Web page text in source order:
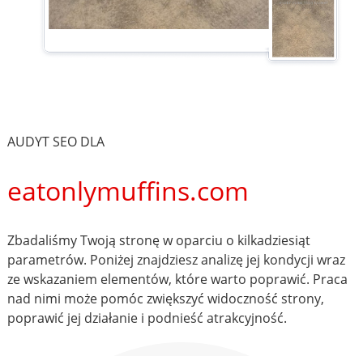
AUDYT SEO DLA
eatonlymuffins.com
Zbadaliśmy Twoją stronę w oparciu o kilkadziesiąt
parametrów. Poniżej znajdziesz analizę jej kondycji wraz
ze wskazaniem elementów, które warto poprawić. Praca
nad nimi może pomóc zwiększyć widoczność strony,
poprawić jej działanie i podnieść atrakcyjność.